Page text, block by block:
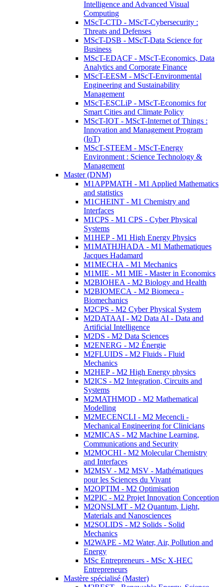
Intelligence and Advanced Visual
Computing
MScT-CTD - MScT-Cybersecurity :
Threats and Defenses
MScT-DSB - MScT-Data Science for
Business
MScT-EDACF - MScT-Economics, Data
Analytics and Corporate Finance
MScT-EESM - MScT-Environmental
Engineering and Sustainability
Management
MScT-ESCLiP - MScT-Economics for
Smart Cities and Climate Policy
MScT-IOT - MScT-Internet of Things :
Innovation and Management Program
(IoT)
MScT-STEEM - MScT-Energy
Environment : Science Technology &
Management
Master (DNM)
M1APPMATH - M1 Applied Mathematics
and statistics
M1CHEINT - M1 Chemistry and
Interfaces
M1CPS - M1 CPS - Cyber Physical
Systems
M1HEP - M1 High Energy Physics
M1MATHJHADA - M1 Mathematiques
Jacques Hadamard
M1MECHA - M1 Mechanics
M1MIE - M1 MIE - Master in Economics
M2BIOHEA - M2 Biology and Health
M2BIOMECA - M2 Biomeca -
Biomechanics
M2CPS - M2 Cyber Physical System
M2DATAAI - M2 Data AI - Data and
Artificial Intelligence
M2DS - M2 Data Sciences
M2ENERG - M2 Énergie
M2FLUIDS - M2 Fluids - Fluid
Mechanics
M2HEP - M2 High Energy physics
M2ICS - M2 Integration, Circuits and
Systems
M2MATHMOD - M2 Mathematical
Modelling
M2MECENCLI - M2 Mecencli -
Mechanical Engineering for Clinicians
M2MICAS - M2 Machine Learning,
Communications and Security
M2MOCHI - M2 Molecular Chemistry
and Interfaces
M2MSV - M2 MSV - Mathématiques
pour les Sciences du Vivant
M2OPTIM - M2 Optimisation
M2PIC - M2 Projet Innovation Conception
M2QNSLMT - M2 Quantum, Light,
Materials and Nanosciences
M2SOLIDS - M2 Solids - Solid
Mechanics
M2WAPE - M2 Water, Air, Pollution and
Energy
MSc Entrepreneurs - MSc X-HEC
Entrepreneurs
Mastère spécialisé (Master)